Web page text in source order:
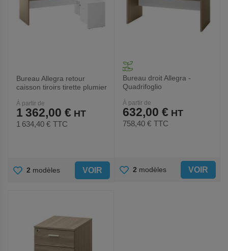
Bureau Allegra retour
caisson tiroirs tirette plumier
À partir de
1 362,00 €
1 634,40 € TTC
AJOUTER
2 modèles VOIR
Bureau droit Allegra -
Quadrifoglio
À partir de
632,00 €
758,40 € TTC
AJOUTER
2 modèles VOIR